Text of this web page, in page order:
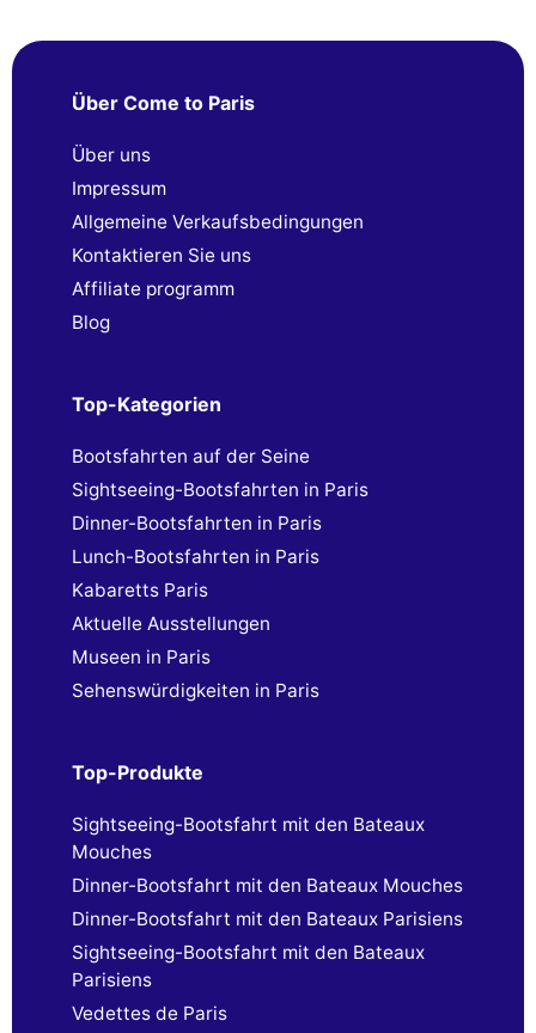
Über Come to Paris
Über uns
Impressum
Allgemeine Verkaufsbedingungen
Kontaktieren Sie uns
Affiliate programm
Blog
Top-Kategorien
Bootsfahrten auf der Seine
Sightseeing-Bootsfahrten in Paris
Dinner-Bootsfahrten in Paris
Lunch-Bootsfahrten in Paris
Kabaretts Paris
Aktuelle Ausstellungen
Museen in Paris
Sehenswürdigkeiten in Paris
Top-Produkte
Sightseeing-Bootsfahrt mit den Bateaux
Mouches
Dinner-Bootsfahrt mit den Bateaux Mouches
Dinner-Bootsfahrt mit den Bateaux Parisiens
Sightseeing-Bootsfahrt mit den Bateaux
Parisiens
Vedettes de Paris